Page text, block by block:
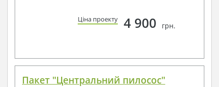
Ціна проекту 4 900 грн.
Пакет "Центральний пилосос"